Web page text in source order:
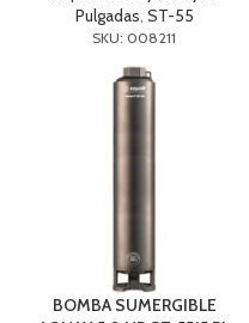
Pulgadas, ST-55
SKU: 008211
BOMBA SUMERGIBLE